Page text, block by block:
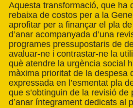
Aquesta transformació, que ha
rebaixa de costos per a la
aprofitar per a finançar el pla
d’anar acompanyada d’una
programes pressupostaris de
avaluar-ne i contrastar-ne la
què atendre la urgència social
màxima prioritat de la despesa
expressada en l’esmentat pla
que s’obtinguin de la revisió de
d’anar íntegrament dedicats al